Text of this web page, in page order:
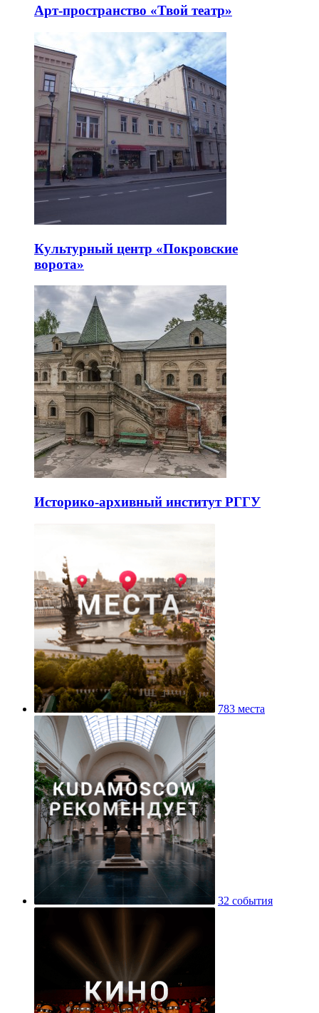
Арт-пространство «Твой театр»
Культурный центр «Покровские
ворота»
Историко-архивный институт РГГУ
783 места
32 события